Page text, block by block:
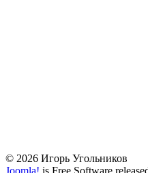
© 2026 Игорь Угольников
Joomla! is Free Software